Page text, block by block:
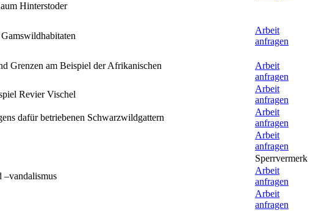
Hinterstoder
Arbeit
anfragen
Grenzen am Beispiel der Afrikanischen
Arbeit
anfragen
Revier Vischel
Arbeit
anfragen
dafür betriebenen Schwarzwildgattern
Arbeit
anfragen
Arbeit
anfragen
Sperrvermerk
–vandalismus
Arbeit
anfragen
Arbeit
anfragen